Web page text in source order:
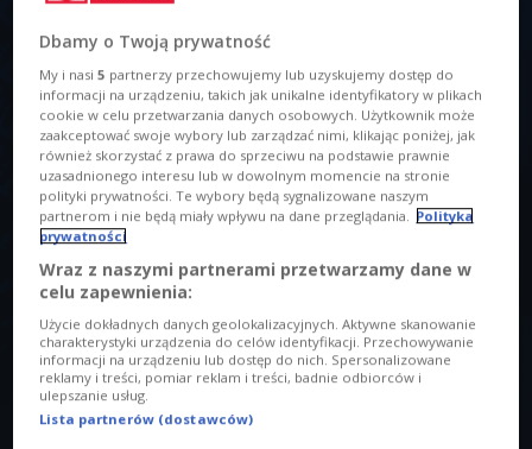
Grupa sPolish wykonała w studiu na żywo numer "Yummie" Foto: Czwórka
O AUDYCJI
00:00 00:00
Tytuł
Będzie głośno! 1 grudnia godz. 18:0601.12.201718:06
Opis
- W naszym reperturze byli Sting, Alicia Keys, Rudimental,
Alanis Morissette - wymieniała wokalistka, Alicja Mazur
Rokita. W tej chwili gramy elektroniczny rock, a podczas
koncertów mieszamy własną twórczość z coverami. W
Dbamy o Twoją prywatność
My i nasi5 partnerzy przechowujemy lub uzyskujemy dostęp do
informacji na urządzeniu, takich jak unikalne identyfikatory w plikach
cookie w celu przetwarzania danych osobowych. Użytkownik może
zaakceptować swoje wybory lub zarządzać nimi, klikając poniżej, jak
również skorzystać z prawa do sprzeciwu na podstawie prawnie
uzasadnionego interesu lub w dowolnym momencie na stronie
polityki prywatności. Te wybory będą sygnalizowane naszym
partnerom i nie będą miały wpływu na dane przeglądania. Polityka
prywatności
Wraz z naszymi partnerami przetwarzamy dane w
celu zapewnienia:
Użycie dokładnych danych geolokalizacyjnych. Aktywne skanowanie
charakterystyki urządzenia do celów identyfikacji. Przechowywanie
informacji na urządzeniu lub dostęp do nich. Spersonalizowane
reklamy i treści, pomiar reklam i treści, badnie odbiorców i
ulepszanie usług.
Lista partnerów (dostawców)